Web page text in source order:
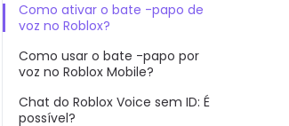
Como ativar o bate -papo de
voz no Roblox?
Como usar o bate -papo por
voz no Roblox Mobile?
Chat do Roblox Voice sem ID: É
possível?